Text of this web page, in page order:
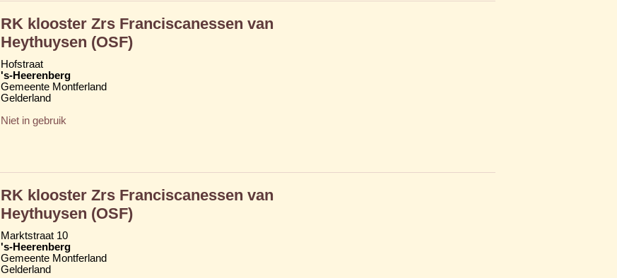
RK klooster Zrs Franciscanessen van
Heythuysen (OSF)
Hofstraat
's-Heerenberg
Gemeente Montferland
Gelderland
Niet in gebruik
RK klooster Zrs Franciscanessen van
Heythuysen (OSF)
Marktstraat 10
's-Heerenberg
Gemeente Montferland
Gelderland